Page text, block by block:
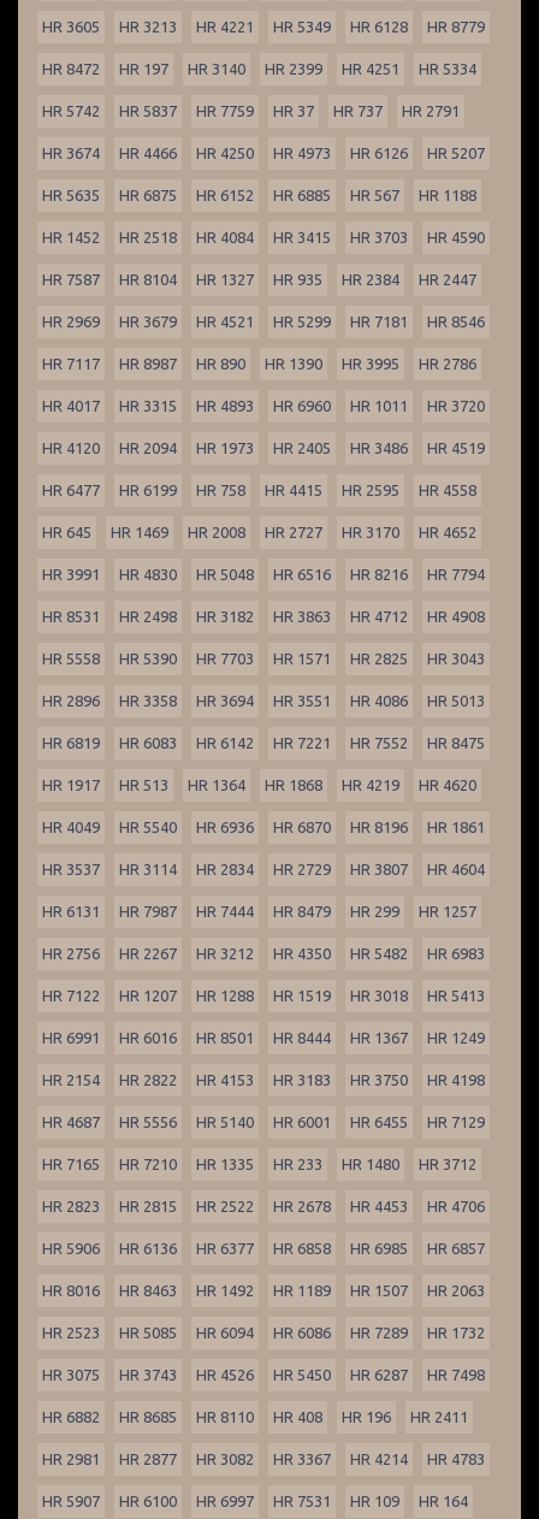
HR 3605 HR 3213 HR 4221 HR 5349 HR 6128 HR 8779
HR 8472 HR 197 HR 3140 HR 2399 HR 4251 HR 5334
HR 5742 HR 5837 HR 7759 HR 37 HR 737 HR 2791
HR 3674 HR 4466 HR 4250 HR 4973 HR 6126 HR 5207
HR 5635 HR 6875 HR 6152 HR 6885 HR 567 HR 1188
HR 1452 HR 2518 HR 4084 HR 3415 HR 3703 HR 4590
HR 7587 HR 8104 HR 1327 HR 935 HR 2384 HR 2447
HR 2969 HR 3679 HR 4521 HR 5299 HR 7181 HR 8546
HR 7117 HR 8987 HR 890 HR 1390 HR 3995 HR 2786
HR 4017 HR 3315 HR 4893 HR 6960 HR 1011 HR 3720
HR 4120 HR 2094 HR 1973 HR 2405 HR 3486 HR 4519
HR 6477 HR 6199 HR 758 HR 4415 HR 2595 HR 4558
HR 645 HR 1469 HR 2008 HR 2727 HR 3170 HR 4652
HR 3991 HR 4830 HR 5048 HR 6516 HR 8216 HR 7794
HR 8531 HR 2498 HR 3182 HR 3863 HR 4712 HR 4908
HR 5558 HR 5390 HR 7703 HR 1571 HR 2825 HR 3043
HR 2896 HR 3358 HR 3694 HR 3551 HR 4086 HR 5013
HR 6819 HR 6083 HR 6142 HR 7221 HR 7552 HR 8475
HR 1917 HR 513 HR 1364 HR 1868 HR 4219 HR 4620
HR 4049 HR 5540 HR 6936 HR 6870 HR 8196 HR 1861
HR 3537 HR 3114 HR 2834 HR 2729 HR 3807 HR 4604
HR 6131 HR 7987 HR 7444 HR 8479 HR 299 HR 1257
HR 2756 HR 2267 HR 3212 HR 4350 HR 5482 HR 6983
HR 7122 HR 1207 HR 1288 HR 1519 HR 3018 HR 5413
HR 6991 HR 6016 HR 8501 HR 8444 HR 1367 HR 1249
HR 2154 HR 2822 HR 4153 HR 3183 HR 3750 HR 4198
HR 4687 HR 5556 HR 5140 HR 6001 HR 6455 HR 7129
HR 7165 HR 7210 HR 1335 HR 233 HR 1480 HR 3712
HR 2823 HR 2815 HR 2522 HR 2678 HR 4453 HR 4706
HR 5906 HR 6136 HR 6377 HR 6858 HR 6985 HR 6857
HR 8016 HR 8463 HR 1492 HR 1189 HR 1507 HR 2063
HR 2523 HR 5085 HR 6094 HR 6086 HR 7289 HR 1732
HR 3075 HR 3743 HR 4526 HR 5450 HR 6287 HR 7498
HR 6882 HR 8685 HR 8110 HR 408 HR 196 HR 2411
HR 2981 HR 2877 HR 3082 HR 3367 HR 4214 HR 4783
HR 5907 HR 6100 HR 6997 HR 7531 HR 109 HR 164